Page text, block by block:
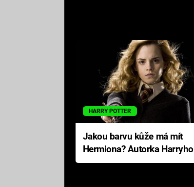
HARRY POTTER
Jakou barvu kůže má mít
Hermiona? Autorka Harryho
Pottera přišla s ráznou